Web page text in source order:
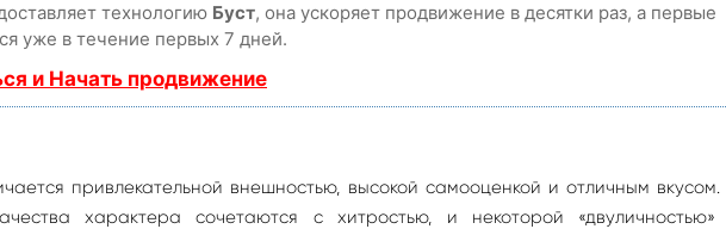
технологию Буст, она ускоряет продвижение в десятки раз, а первые
уже в течение первых 7 дней.
и Начать продвижение
привлекательной внешностью, высокой самооценкой и отличным
характера сочетаются с хитростью, и некоторой